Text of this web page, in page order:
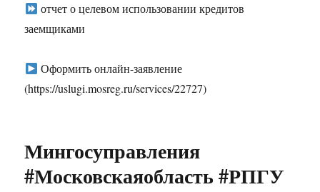
отчет о целевом использовании кредитов
заемщиками
Оформить онлайн-заявление
(https://uslugi.mosreg.ru/services/22727)
Мингосуправления
#Московскаяобласть #РПГУ